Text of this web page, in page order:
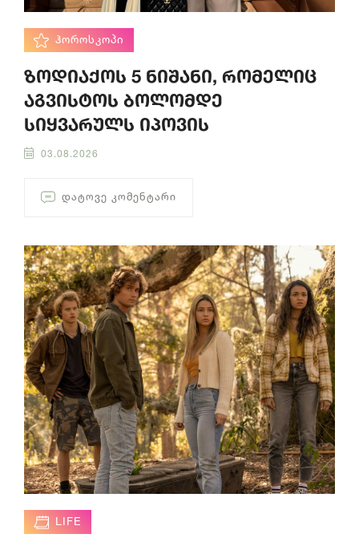
ᲰᲝᲠᲝᲡᲙᲝᲞᲘ
ზოდიაქოს 5 ნიშანი, რომელიც
აგვისტოს ბოლომდე
სიყვარულს იპოვის
03.08.2026
ᲓᲐᲢᲝᲕᲔ ᲙᲝᲛᲔᲜᲢᲐᲠᲘ
LIFE